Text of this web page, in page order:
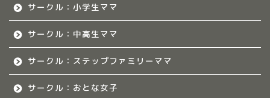
サークル：小学生ママ
サークル：中高生ママ
サークル：ステップファミリーママ
サークル：おとな女子
熊本のママ集まれ！につ
熊本ママのサークル